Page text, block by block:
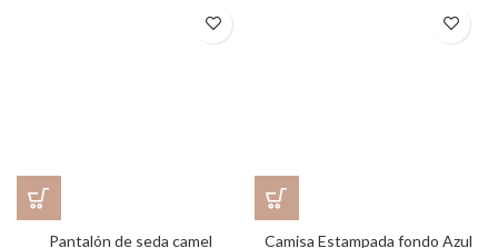
Pantalón de seda camel Camisa Estampada fondo Azul